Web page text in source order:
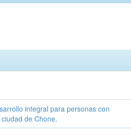
integral para personas con
de Chone.